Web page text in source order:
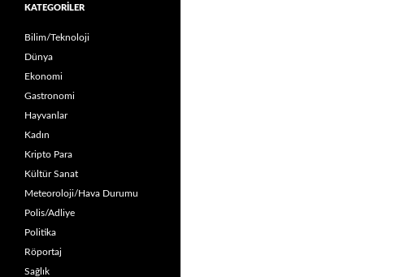
KATEGORILER
Bilim/Teknoloji
Dünya
Ekonomi
Gastronomi
Hayvanlar
Kadın
Kripto Para
Kültür Sanat
Meteoroloji/Hava Durumu
Polis/Adliye
Politika
Röportaj
Sağlık